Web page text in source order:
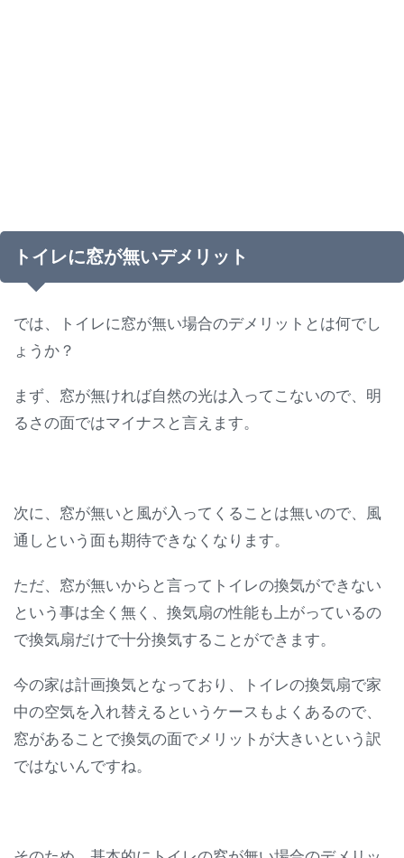
トイレに窓が無いデメリット
では、トイレに窓が無い場合のデメリットとは何でし
ょうか？
まず、窓が無ければ自然の光は入ってこないので、明
るさの面ではマイナスと言えます。
次に、窓が無いと風が入ってくることは無いので、風
通しという面も期待できなくなります。
ただ、窓が無いからと言ってトイレの換気ができない
という事は全く無く、換気扇の性能も上がっているの
で換気扇だけで十分換気することができます。
今の家は計画換気となっており、トイレの換気扇で家
中の空気を入れ替えるというケースもよくあるので、
窓があることで換気の面でメリットが大きいという訳
ではないんですね。